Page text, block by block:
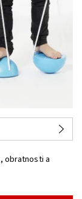
obratnosti a